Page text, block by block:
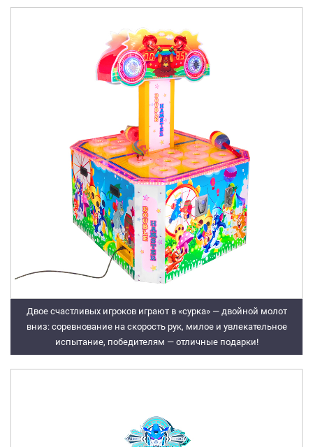
Двое счастливых игроков играют в «сурка» — двойной молот
вниз: соревнование на скорость рук, милое и увлекательное
испытание, победителям — отличные подарки!